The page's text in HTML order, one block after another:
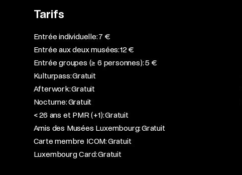
Tarifs
Entrée individuelle: 7 €
Entrée aux deux musées: 12 €
Entrée groupes (≥ 6 personnes): 5 €
Kulturpass: Gratuit
Afterwork: Gratuit
Nocturne: Gratuit
< 26 ans et PMR (+1): Gratuit
Amis des Musées Luxembourg: Gratuit
Carte membre ICOM: Gratuit
Luxembourg Card: Gratuit